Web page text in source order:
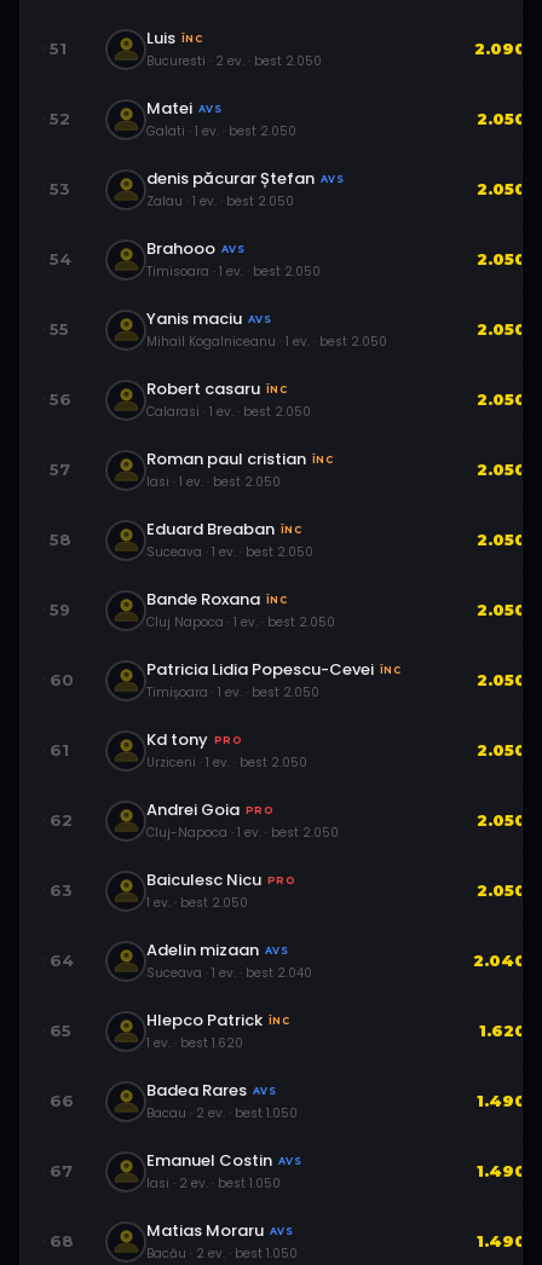
51 Luis ÎNC
Bucuresti · 2 ev. · best 2.050
2.090
52 Matei AVS
Galati · 1 ev. · best 2.050
2.050
53 denis păcurar Ștefan AVS
Zalau · 1 ev. · best 2.050
2.050
54 Brahooo AVS
Timisoara · 1 ev. · best 2.050
2.050
55 Yanis maciu AVS
Mihail Kogalniceanu · 1 ev. · best 2.050
2.050
56 Robert casaru ÎNC
Calarasi · 1 ev. · best 2.050
2.050
57 Roman paul cristian ÎNC
Iasi · 1 ev. · best 2.050
2.050
58 Eduard Breaban ÎNC
Suceava · 1 ev. · best 2.050
2.050
59 Bande Roxana ÎNC
Cluj Napoca · 1 ev. · best 2.050
2.050
60 Patricia Lidia Popescu-Cevei ÎNC
Timișoara · 1 ev. · best 2.050
2.050
61 Kd tony PRO
Urziceni · 1 ev. · best 2.050
2.050
62 Andrei Goia PRO
Cluj-Napoca · 1 ev. · best 2.050
2.050
63 Baiculesc Nicu PRO
1 ev. · best 2.050
2.050
64 Adelin mizaan AVS
Suceava · 1 ev. · best 2.040
2.040
65 Hlepco Patrick ÎNC
1 ev. · best 1.620
1.620
66 Badea Rares AVS
Bacau · 2 ev. · best 1.050
1.490
67 Emanuel Costin AVS
Iasi · 2 ev. · best 1.050
1.490
68 Matias Moraru AVS
Bacău · 2 ev. · best 1.050
1.490